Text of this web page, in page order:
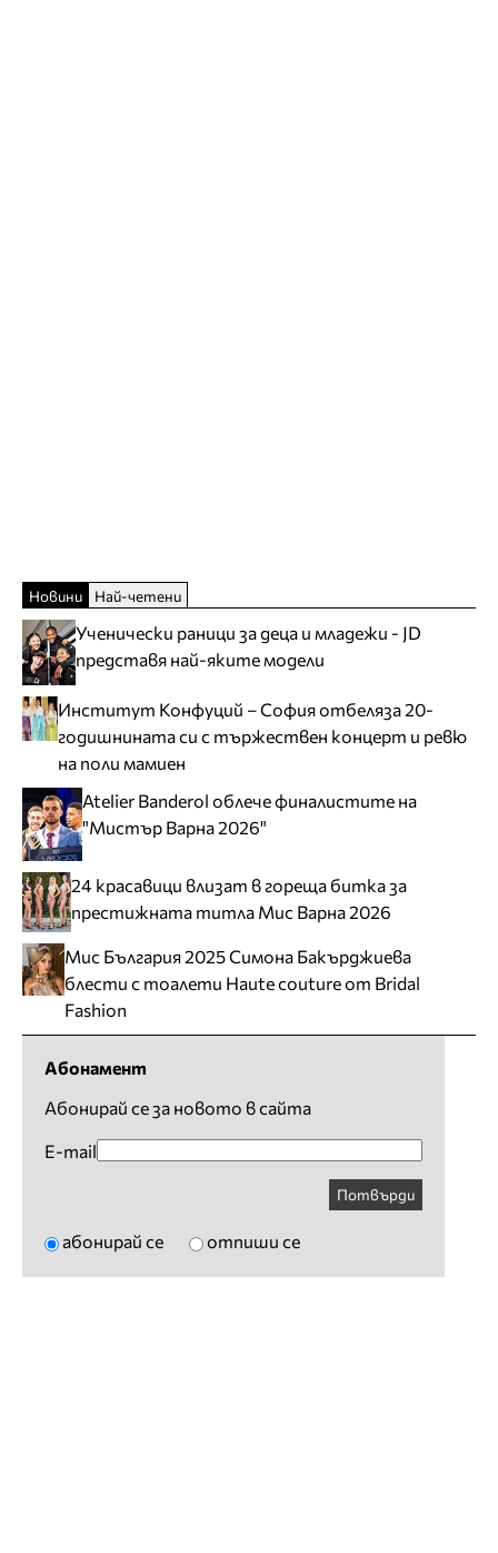
Новини Най-четени
Ученически раници за деца и младежи - JD
представя най-яките модели
Институт Конфуций – София отбеляза 20-
годишнината си с тържествен концерт и ревю
на поли мамиен
Atelier Banderol облече финалистите на
"Мистър Варна 2026"
24 красавици влизат в гореща битка за
престижната титла Мис Варна 2026
Мис България 2025 Симона Бакърджиева
блести с тоалети Haute couture от Bridal
Fashion
Абонамент
Абонирай се за новото в сайта
E-mail
Потвърди
абонирай се отпиши се